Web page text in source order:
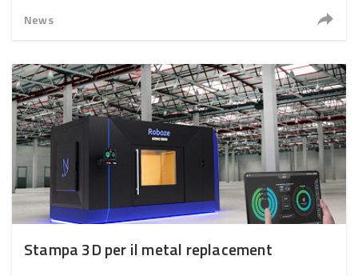
News
Stampa 3D per il metal replacement